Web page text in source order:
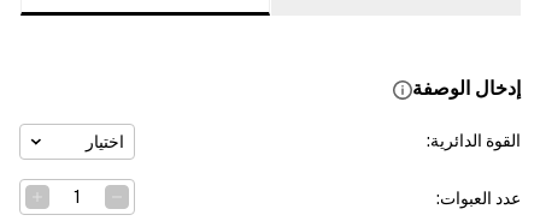
إدخال الوصفة
القوة الدائرية: اختيار
عدد العبوات: